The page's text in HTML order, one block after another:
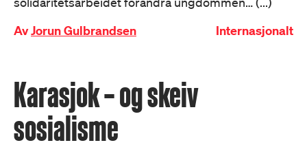
AvJorun Gulbrandsen Internasjonalt
Karasjok – og skeiv
sosialisme